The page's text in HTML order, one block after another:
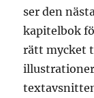
ser den
kapitelbok
rätt mycket